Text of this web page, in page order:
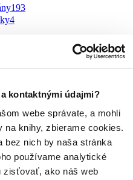
kontaktnými údajmi?
webe správate, a mohli
knihy, zbierame cookies.
bez nich by naša stránka
používame analytické
zisťovať, ako náš web
193
4